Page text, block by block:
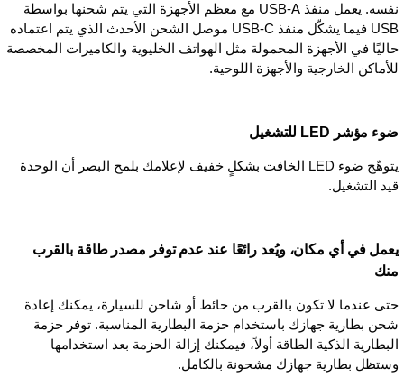
نفسه. يعمل منفذ USB-A مع معظم الأجهزة التي يتم شحنها بواسطة
USB فيما يشكّل منفذ USB-C موصل الشحن الأحدث الذي يتم اعتماده
حاليًا في الأجهزة المحمولة مثل الهواتف الخليوية والكاميرات المخصصة
للأماكن الخارجية والأجهزة اللوحية.
ضوء مؤشر LED للتشغيل
يتوهّج ضوء LED الخافت بشكلٍ خفيف لإعلامك بلمح البصر أن الوحدة
قيد التشغيل.
يعمل في أي مكان، ويُعد رائعًا عند عدم توفر مصدر طاقة بالقرب
منك
حتى عندما لا تكون بالقرب من حائط أو شاحن للسيارة، يمكنك إعادة
شحن بطارية جهازك باستخدام حزمة البطارية المناسبة. توفر حزمة
البطارية الذكية الطاقة أولاً، فيمكنك إزالة الحزمة بعد استخدامها
وستظل بطارية جهازك مشحونة بالكامل.